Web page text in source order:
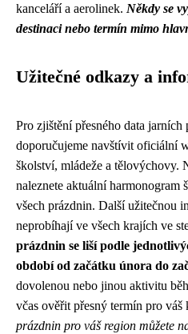
kanceláří a aerolinek. Někdy se
destinaci nebo termín mimo
Užitečné odkazy a
Pro zjištění přesného data jarních
doporučujeme navštívit oficiální
školství, mládeže a tělovýchovy.
naleznete aktuální harmonogram
všech prázdnin. Další užitečnou
neprobíhají ve všech krajích ve
prázdnin se liší podle
období od začátku února do
dovolenou nebo jinou aktivitu
včas ověřit přesný termín pro váš
prázdnin pro váš region můžete